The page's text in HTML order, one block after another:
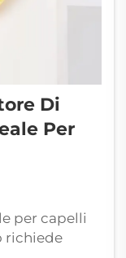
Di
Per
per capelli
richiede